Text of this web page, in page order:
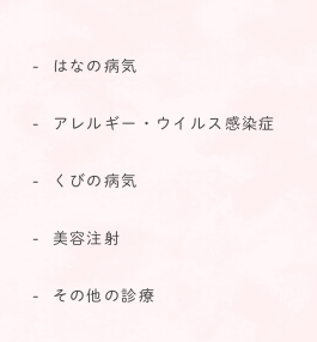
はなの病気
アレルギー・ウイルス感染症
くびの病気
美容注射
その他の診療